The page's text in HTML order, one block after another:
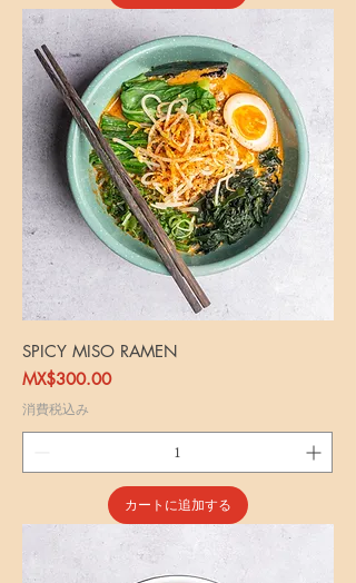
SPICY MISO RAMEN
価格
MX$300.00
消費税込み
カートに追加する